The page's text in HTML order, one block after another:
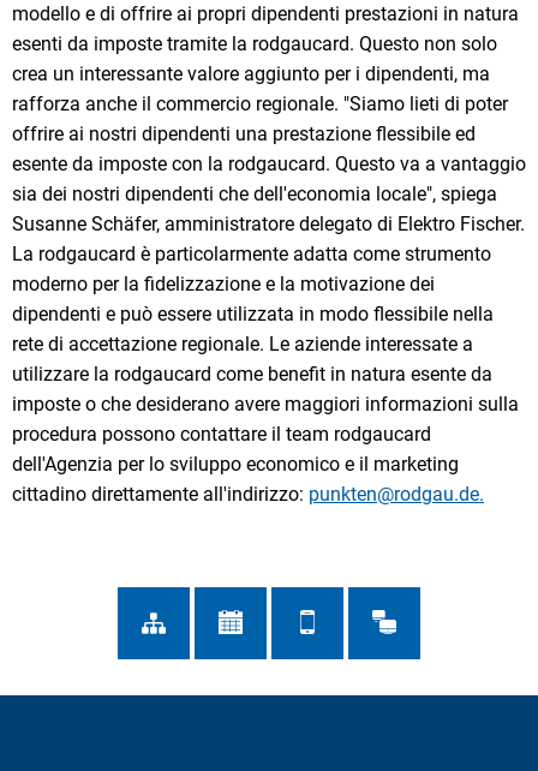
modello e di offrire ai propri dipendenti prestazioni in natura
esenti da imposte tramite la rodgaucard. Questo non solo
crea un interessante valore aggiunto per i dipendenti, ma
rafforza anche il commercio regionale. "Siamo lieti di poter
offrire ai nostri dipendenti una prestazione flessibile ed
esente da imposte con la rodgaucard. Questo va a vantaggio
sia dei nostri dipendenti che dell'economia locale", spiega
Susanne Schäfer, amministratore delegato di Elektro Fischer.
La rodgaucard è particolarmente adatta come strumento
moderno per la fidelizzazione e la motivazione dei
dipendenti e può essere utilizzata in modo flessibile nella
rete di accettazione regionale. Le aziende interessate a
utilizzare la rodgaucard come benefit in natura esente da
imposte o che desiderano avere maggiori informazioni sulla
procedura possono contattare il team rodgaucard
dell'Agenzia per lo sviluppo economico e il marketing
cittadino direttamente all'indirizzo: punkten@rodgau.de.